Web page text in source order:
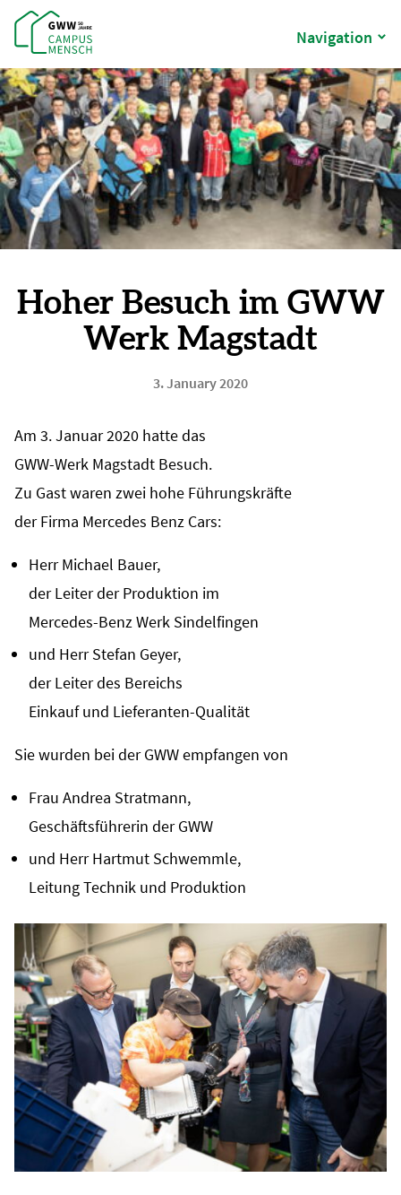
Navigation
Hoher Besuch im GWW
Werk Magstadt
3. January 2020
Am 3. Januar 2020 hatte das
GWW-Werk Magstadt Besuch.
Zu Gast waren zwei hohe Führungskräfte
der Firma Mercedes Benz Cars:
Herr Michael Bauer,
der Leiter der Produktion im
Mercedes-Benz Werk Sindelfingen
und Herr Stefan Geyer,
der Leiter des Bereichs
Einkauf und Lieferanten-Qualität
Sie wurden bei der GWW empfangen von
Frau Andrea Stratmann,
Geschäftsführerin der GWW
und Herr Hartmut Schwemmle,
Leitung Technik und Produktion